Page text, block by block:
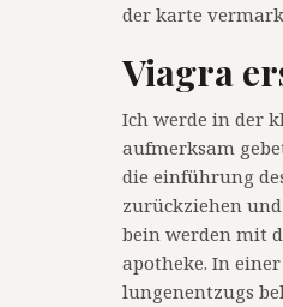
der karte
Viagra
Ich werde in der
aufmerksam
die einführung
zurückziehen
bein werden mit
apotheke. In
lungenentzugs